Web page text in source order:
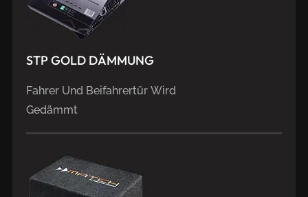
STPGOLD DÄMMUNG
Fahrer Und Beifahrertür Wird
Gedämmt